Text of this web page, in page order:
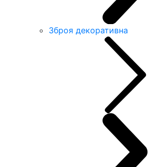
Зброя декоративна